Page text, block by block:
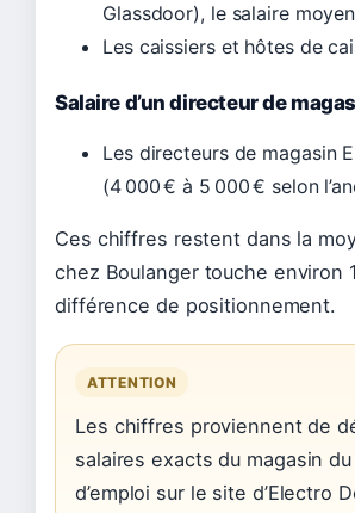
Glassdoor), le salaire
Les caissiers et hôtes de
Salaire d’un directeur de
Les directeurs de magasin
(4 000 € à 5 000 € selon
Ces chiffres restent dans la
chez Boulanger touche environ
différence de positionnement.
ATTENTION
Les chiffres proviennent de
salaires exacts du magasin
d’emploi sur le site d’Electro